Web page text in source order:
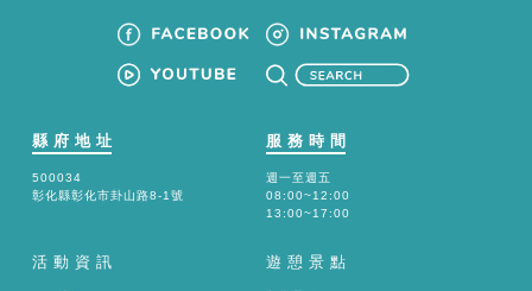
縣府地址
500034
彰化縣彰化市卦山路8-1號
服務時間
週一至週五
08:00~12:00
13:00~17:00
活動資訊 遊憩景點